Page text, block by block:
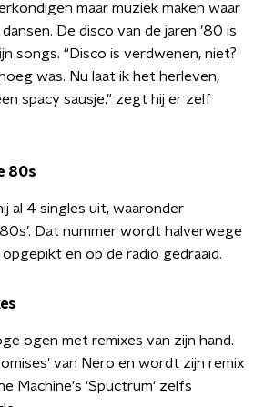
maar muziek maken waar
De disco van de jaren ’80 is
songs. “Disco is verdwenen, niet?
was. Nu laat ik het herleven,
spacy sausje." zegt hij er zelf
80s
al 4 singles uit, waaronder
Dat nummer wordt halverwege
en op de radio gedraaid.
ogen met remixes van zijn hand.
van Nero en wordt zijn remix
Machine's 'Spuctrum' zelfs